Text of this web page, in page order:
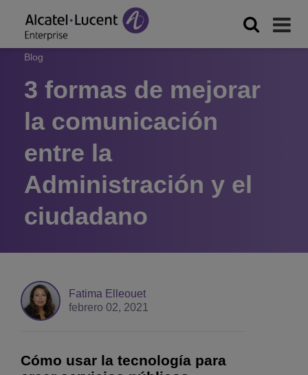
Blog
3 formas de mejorar
la comunicación
entre la
Administración y el
ciudadano
Fatima Elleouet
febrero 02, 2021
Cómo usar la tecnología para